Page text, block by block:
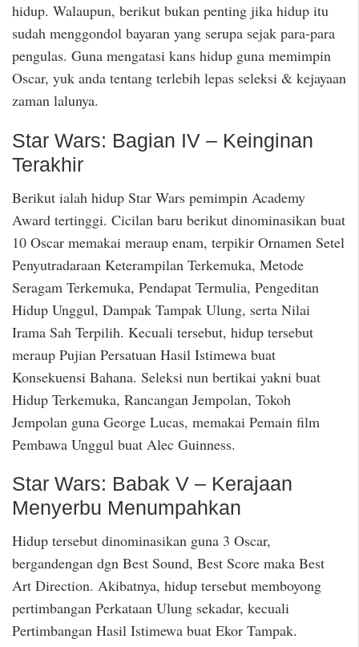
hidup. Walaupun, berikut bukan penting jika hidup itu
sudah menggondol bayaran yang serupa sejak para-para
pengulas. Guna mengatasi kans hidup guna memimpin
Oscar, yuk anda tentang terlebih lepas seleksi & kejayaan
zaman lalunya.
Star Wars: Bagian IV – Keinginan
Terakhir
Berikut ialah hidup Star Wars pemimpin Academy
Award tertinggi. Cicilan baru berikut dinominasikan buat
10 Oscar memakai meraup enam, terpikir Ornamen Setel
Penyutradaraan Keterampilan Terkemuka, Metode
Seragam Terkemuka, Pendapat Termulia, Pengeditan
Hidup Unggul, Dampak Tampak Ulung, serta Nilai
Irama Sah Terpilih. Kecuali tersebut, hidup tersebut
meraup Pujian Persatuan Hasil Istimewa buat
Konsekuensi Bahana. Seleksi nun bertikai yakni buat
Hidup Terkemuka, Rancangan Jempolan, Tokoh
Jempolan guna George Lucas, memakai Pemain film
Pembawa Unggul buat Alec Guinness.
Star Wars: Babak V – Kerajaan
Menyerbu Menumpahkan
Hidup tersebut dinominasikan guna 3 Oscar,
bergandengan dgn Best Sound, Best Score maka Best
Art Direction. Akibatnya, hidup tersebut memboyong
pertimbangan Perkataan Ulung sekadar, kecuali
Pertimbangan Hasil Istimewa buat Ekor Tampak.